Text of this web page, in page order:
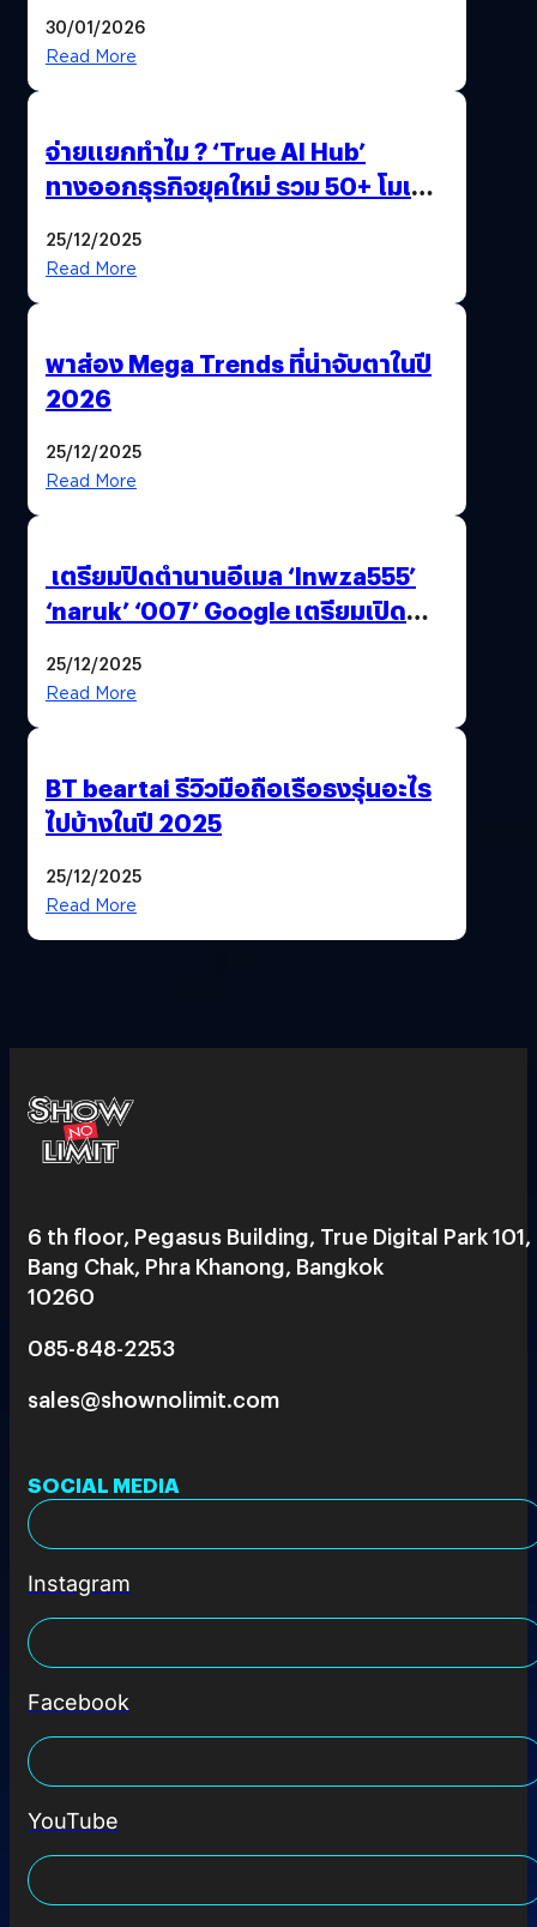
30/01/2026
Read More
จ่ายแยกทำไม ? ‘True AI Hub’
ทางออกธุรกิจยุคใหม่ รวม 50+ โมเดล
25/12/2025
Read More
พาส่อง Mega Trends ที่น่าจับตาในปี
2026
25/12/2025
Read More
เตรียมปิดตำนานอีเมล ‘lnwza555’
‘naruk’ ‘007’ Google เตรียมเปิด
25/12/2025
Read More
BT beartai รีวิวมือถือเรือธงรุ่นอะไร
ไปบ้างในปี 2025
25/12/2025
Read More
6 th floor, Pegasus Building, True Digital Park 101,
Bang Chak, Phra Khanong, Bangkok
10260
085-848-2253
sales@shownolimit.com
SOCIAL MEDIA
Instagram
Facebook
YouTube